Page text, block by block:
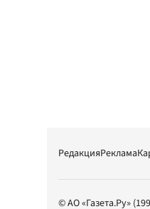
РедакцияРеклама
© АО «Газета.Ру»